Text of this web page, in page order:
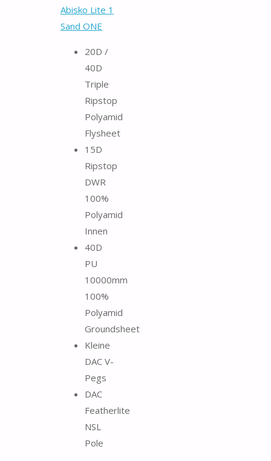
Abisko Lite 1
Sand ONE
20D /
40D
Triple
Ripstop
Polyamid
Flysheet
15D
Ripstop
DWR
100%
Polyamid
Innen
40D
PU
10000mm
100%
Polyamid
Groundsheet
Kleine
DAC V-
Pegs
DAC
Featherlite
NSL
Pole